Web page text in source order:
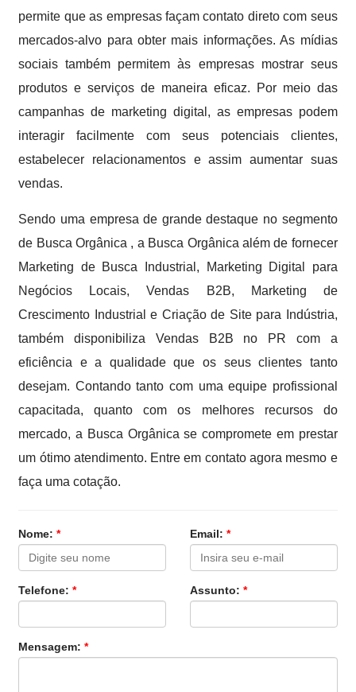
permite que as empresas façam contato direto com seus
mercados-alvo para obter mais informações. As mídias
sociais também permitem às empresas mostrar seus
produtos e serviços de maneira eficaz. Por meio das
campanhas de marketing digital, as empresas podem
interagir facilmente com seus potenciais clientes,
estabelecer relacionamentos e assim aumentar suas
vendas.
Sendo uma empresa de grande destaque no segmento
de Busca Orgânica , a Busca Orgânica além de fornecer
Marketing de Busca Industrial, Marketing Digital para
Negócios Locais, Vendas B2B, Marketing de
Crescimento Industrial e Criação de Site para Indústria,
também disponibiliza Vendas B2B no PR com a
eficiência e a qualidade que os seus clientes tanto
desejam. Contando tanto com uma equipe profissional
capacitada, quanto com os melhores recursos do
mercado, a Busca Orgânica se compromete em prestar
um ótimo atendimento. Entre em contato agora mesmo e
faça uma cotação.
Nome:* Email: *
Telefone:* Assunto: *
Mensagem:*